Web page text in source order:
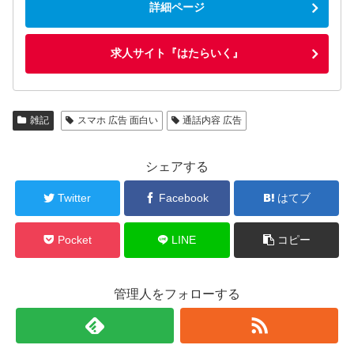
詳細ページ
求人サイト『はたらいく』
雑記 スマホ 広告 面白い 通話内容 広告
シェアする
Twitter Facebook はてブ
Pocket LINE コピー
管理人をフォローする